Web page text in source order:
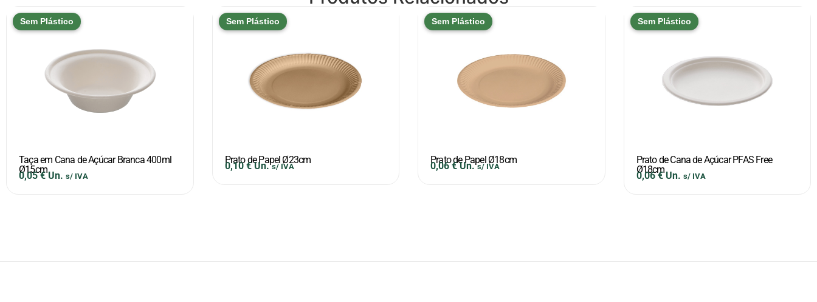
Sem Plástico
Taça em Cana de Açúcar Branca 400ml
Ø15cm
0,05€ Un. s/ IVA
Sem Plástico
Prato de Papel Ø23cm
0,10€ Un. s/ IVA
Sem Plástico
Prato de Papel Ø18cm
0,06€ Un. s/ IVA
Sem Plástico
Prato de Cana de Açúcar PFAS Free
Ø18cm
0,06€ Un. s/ IVA